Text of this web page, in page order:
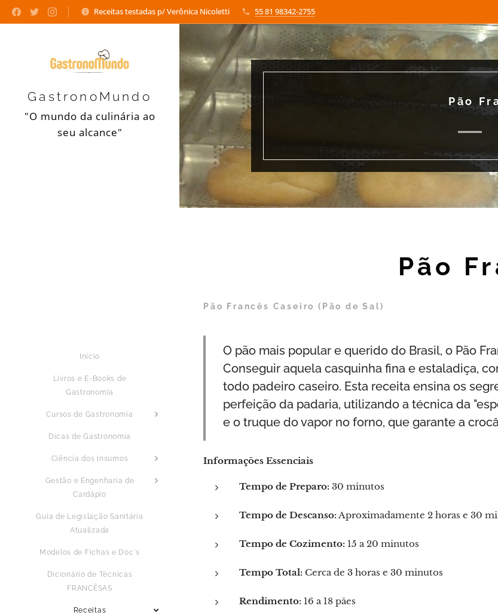
Receitas testadas p/ Verônica Nicoletti 55 81 98342-2755
GastronoMundo
"O mundo da culinária ao
seu alcance"
Início
Livros e E-Books de
Gastronomia
Cursos de Gastronomia
Dicas de Gastronomia
Ciência dos Insumos
Gestão e Engenharia de
Cardápio
Guia de Legislação Sanitária
Atualizada
Modelos de Fichas e Doc´s
Dicionário de Técnicas
FRANCÊSAS
Receitas
Pão
Pão
Pão Francês Caseiro (Pão de Sal)
O pão mais popular e querido do Brasil, o Pão
Conseguir aquela casquinha fina e estaladiça,
todo padeiro caseiro. Esta receita ensina os
perfeição da padaria, utilizando a técnica da
e o truque do vapor no forno, que garante a
Informações Essenciais
Tempo de Preparo: 30 minutos
Tempo de Descanso:Aproximadamente 2 horas e 30
Tempo de Cozimento: 15 a 20 minutos
Tempo Total: Cerca de 3 horas e 30 minutos
Rendimento: 16 a 18 pães